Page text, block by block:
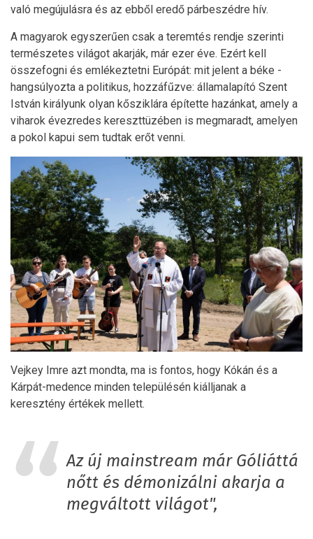
való megújulásra és az ebből eredő párbeszédre hív.
A magyarok egyszerűen csak a teremtés rendje szerinti
természetes világot akarják, már ezer éve. Ezért kell
összefogni és emlékeztetni Európát: mit jelent a béke -
hangsúlyozta a politikus, hozzáfűzve: államalapító Szent
István királyunk olyan kősziklára építette hazánkat, amely a
viharok évezredes kereszttüzében is megmaradt, amelyen
a pokol kapui sem tudtak erőt venni.
Vejkey Imre azt mondta, ma is fontos, hogy Kókán és a
Kárpát-medence minden településén kiálljanak a
keresztény értékek mellett.
Az új mainstream már Góliáttá
nőtt és démonizálni akarja a
megváltott világot",